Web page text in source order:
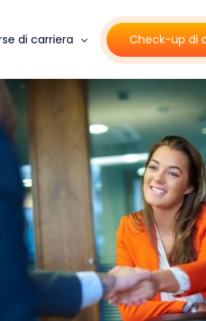
di carriera Check-up di